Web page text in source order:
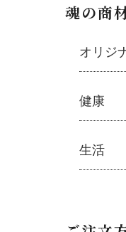
魂の商
オリジ
魂の商
├オリジ
├美容
├アル
├オリジ
健康
健康
├ミネラ
生活